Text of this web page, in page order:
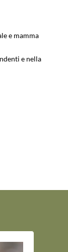
e mamma
e nella